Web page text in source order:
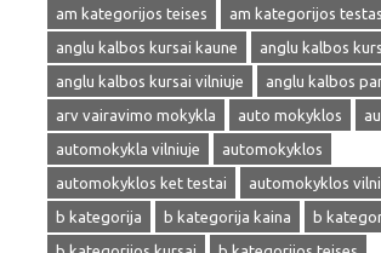
am kategorijos teises
am kategorijos testas
anglu kalbos kursai kaune
anglu kalbos
anglu kalbos kursai vilniuje
anglu kalbos
arv vairavimo mokykla
auto mokyklos
automokykla vilniuje
automokyklos
automokyklos ket testai
automokyklos
b kategorija
b kategorija kaina
b